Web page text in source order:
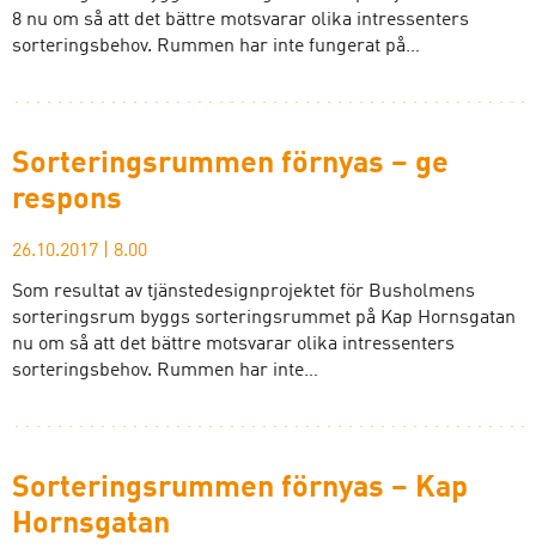
8 nu om så att det bättre motsvarar olika intressenters
sorteringsbehov. Rummen har inte fungerat på…
Sorteringsrummen förnyas – ge
respons
26.10.2017 8.00
Som resultat av tjänstedesignprojektet för Busholmens
sorteringsrum byggs sorteringsrummet på Kap Hornsgatan
nu om så att det bättre motsvarar olika intressenters
sorteringsbehov. Rummen har inte…
Sorteringsrummen förnyas – Kap
Hornsgatan